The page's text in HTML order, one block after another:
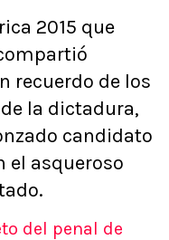
2015 que
recuerdo de los
la dictadura,
candidato
el asqueroso
del penal de